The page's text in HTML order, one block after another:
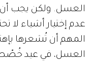
العسل. ولكن يجب أن
عدم إختيار أشياء لا
المهم أن تُشعرها
العسل، في عيد خُصّص